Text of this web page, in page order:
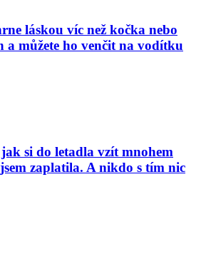
láskou víc než kočka nebo
a můžete ho venčit na vodítku
si do letadla vzít mnohem
zaplatila. A nikdo s tím nic